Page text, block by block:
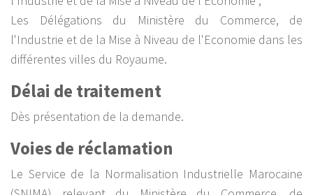
Les Délégations du Ministère du Commerce, de
l'Industrie et de la Mise à Niveau de l'Economie dans les
différentes villes du Royaume.
Délai de traitement
Dès présentation de la demande.
Voies de réclamation
Le Service de la Normalisation Industrielle Marocaine